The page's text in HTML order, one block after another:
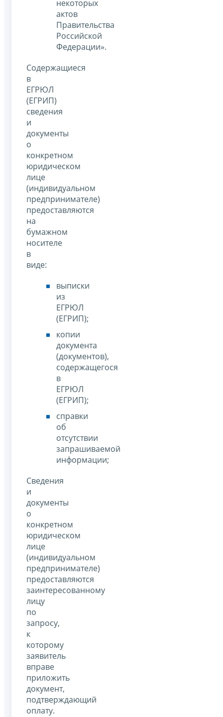
некоторых
актов
Правительства
Российской
Федерации».
Содержащиеся
в
ЕГРЮЛ
(ЕГРИП)
сведения
и
документы
о
конкретном
юридическом
лице
(индивидуальном
предпринимателе)
предоставляются
на
бумажном
носителе
в
виде:
выписки
из
ЕГРЮЛ
(ЕГРИП);
копии
документа
(документов),
содержащегося
в
ЕГРЮЛ
(ЕГРИП);
справки
об
отсутствии
запрашиваемой
информации;
Сведения
и
документы
о
конкретном
юридическом
лице
(индивидуальном
предпринимателе)
предоставляются
заинтересованному
лицу
по
запросу,
к
которому
заявитель
вправе
приложить
документ,
подтверждающий
оплату.